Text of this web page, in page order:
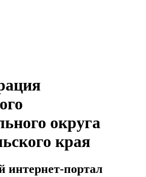
округа
края
портал